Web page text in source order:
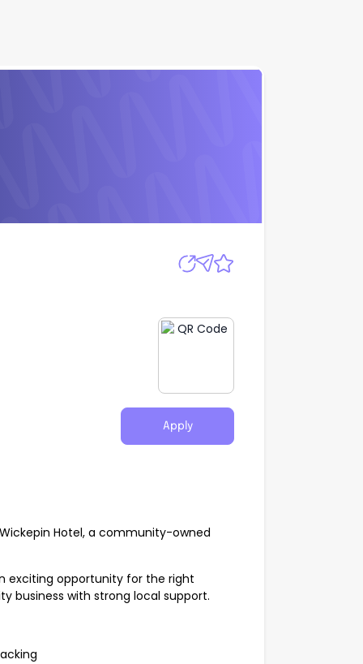
Apply
Hotel, a community-owned
exciting opportunity for the right
business with strong local support.